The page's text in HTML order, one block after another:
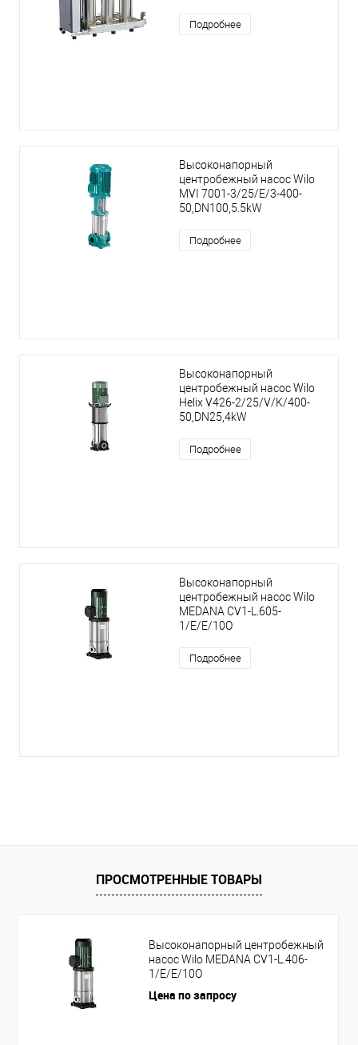
Подробнее
Высоконапорный
центробежный насос Wilo
MVI 7001-3/25/E/3-400-
50,DN100,5.5kW
Подробнее
Высоконапорный
центробежный насос Wilo
Helix V426-2/25/V/K/400-
50,DN25,4kW
Подробнее
Высоконапорный
центробежный насос Wilo
MEDANA CV1-L.605-
1/E/E/10O
Подробнее
ПРОСМОТРЕННЫЕ ТОВАРЫ
Высоконапорный центробежный
насос Wilo MEDANA CV1-L.406-
1/E/E/10O
Цена по запросу